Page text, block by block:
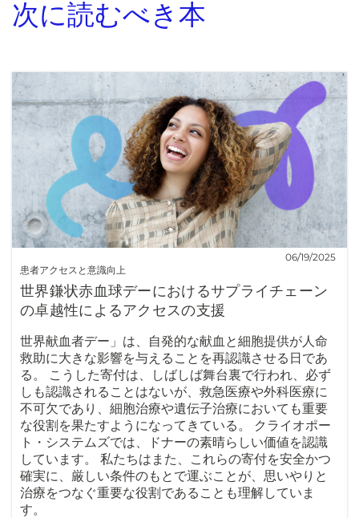
次に読むべき本
患者アクセスと意識向上
06/19/2025
世界鎌状赤血球デーにおけるサプライチェーン
の卓越性によるアクセスの支援
世界献血者デー」は、自発的な献血と細胞提供が人命
救助に大きな影響を与えることを再認識させる日であ
る。 こうした寄付は、しばしば舞台裏で行われ、必ず
しも認識されることはないが、救急医療や外科医療に
不可欠であり、細胞治療や遺伝子治療においても重要
な役割を果たすようになってきている。 クライオポー
ト・システムズでは、ドナーの素晴らしい価値を認識
しています。 私たちはまた、これらの寄付を安全かつ
確実に、厳しい条件のもとで運ぶことが、思いやりと
治療をつなぐ重要な役割であることも理解していま
す。